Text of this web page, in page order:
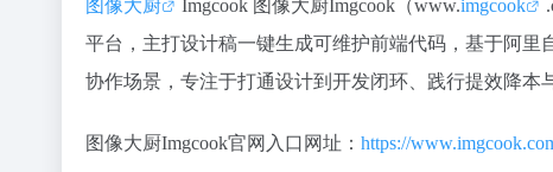
图像大厨 Imgcook 图像大厨Imgcook（www.imgcook
平台，主打设计稿一键生成可维护前端代码，基于阿
协作场景，专注于打通设计到开发闭环、践行提效降本
图像大厨Imgcook官网入口网址 ： https://